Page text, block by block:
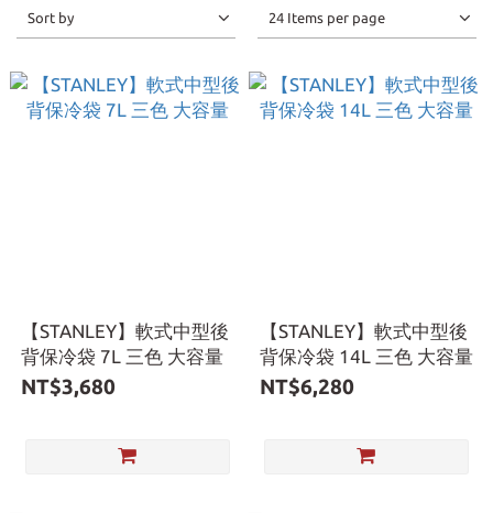
Sort by 24 Items per page
【STANLEY】軟式中型後
背保冷袋 7L 三色 大容量
NT$3,680
【STANLEY】軟式中型後
背保冷袋 14L 三色 大容量
NT$6,280